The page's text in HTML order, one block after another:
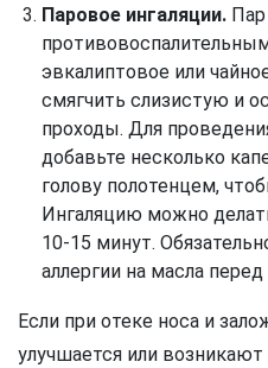
Паровое ингаляции.
эвкалиптовое или
смягчить слизистую и
проходы. Для
добавьте несколько
голову полотенцем,
Ингаляцию можно
10-15 минут.
аллергии на масла
Если при отеке носа и
улучшается или